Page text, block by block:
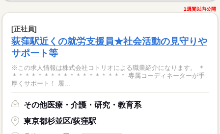
1週間以内公開
[正社員]
荻窪駅近くの就労支援員★社会活動の見守りや
サポート等
※この求人情報は株式会社コトリオによる職業紹介になります。 ＊
＊＊＊＊＊＊＊＊＊＊＊＊＊＊＊＊＊＊ 専属コーディネーターが手
厚くサポート！ 履...
その他医療・介護・研究・教育系
東京都杉並区/荻窪駅